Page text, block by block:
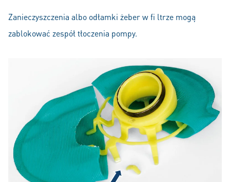
Zanieczyszczenia albo odłamki żeber w fi ltrze mogą
zablokować zespół tłoczenia pompy.